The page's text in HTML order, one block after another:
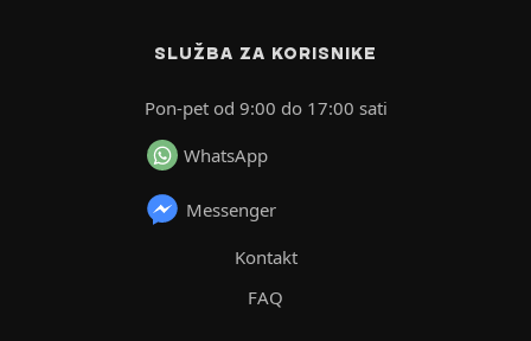
SLUŽBA ZA KORISNIKE
Pon-pet od 9:00 do 17:00 sati
WhatsApp
Messenger
Kontakt
FAQ